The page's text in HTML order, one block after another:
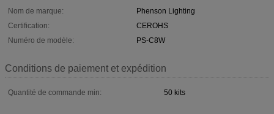
Nom de marque:
Phenson Lighting
Certification:
CEROHS
Numéro de modèle:
PS-C8W
Conditions de paiement et expédition
Quantité de commande min: 50 kits